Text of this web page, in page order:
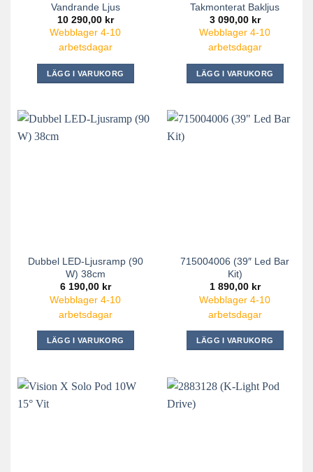
Vandrande Ljus
10 290,00 kr
Webblager 4-10
arbetsdagar
LÄGG I VARUKORG
Takmonterat Bakljus
3 090,00 kr
Webblager 4-10
arbetsdagar
LÄGG I VARUKORG
Dubbel LED-Ljusramp (90
W) 38cm
6 190,00 kr
Webblager 4-10
arbetsdagar
LÄGG I VARUKORG
715004006 (39″ Led Bar
Kit)
1 890,00 kr
Webblager 4-10
arbetsdagar
LÄGG I VARUKORG